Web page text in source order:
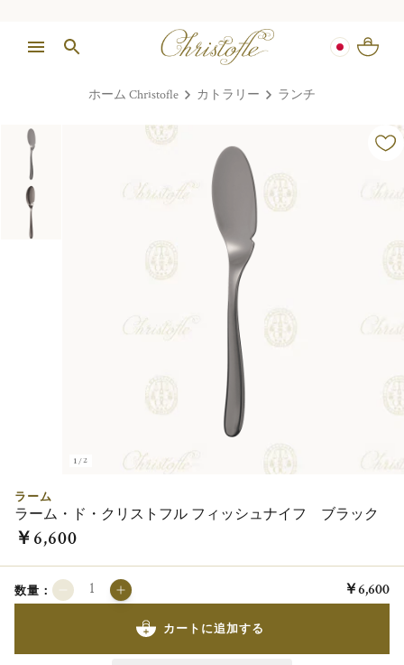
ホーム Christofle カトラリー ランチ
1/2
ラーム
ラーム・ド・クリストフル フィッシュナイフ ブラック
￥6,600
数量： ￥6,600
カートに追加する